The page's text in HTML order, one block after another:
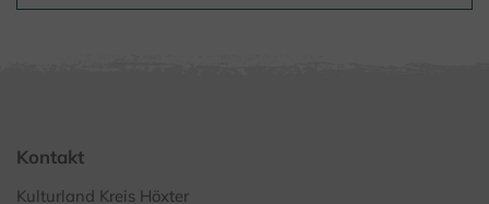
Kontakt
Kulturland Kreis Höxter